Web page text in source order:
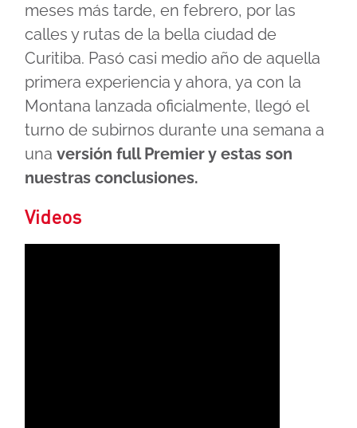
meses más tarde, en febrero, por las
calles y rutas de la bella ciudad de
Curitiba. Pasó casi medio año de aquella
primera experiencia y ahora, ya con la
Montana lanzada oficialmente, llegó el
turno de subirnos durante una semana a
una versión full Premier y estas son
nuestras conclusiones.
Videos